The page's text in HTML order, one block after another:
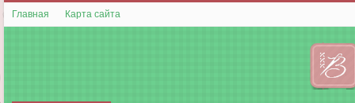
Главная Карта сайта